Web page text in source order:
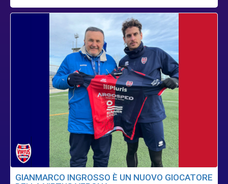
GIANMARCO INGROSSO È UN NUOVO GIOCATORE